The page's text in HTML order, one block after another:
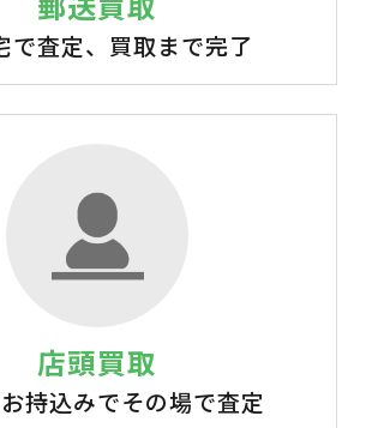
で査定、買取まで完了
店頭買取
持込みでその場で査定